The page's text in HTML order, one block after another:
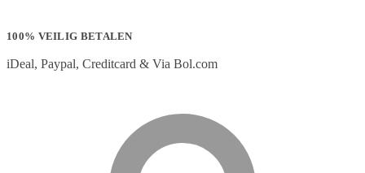
100% VEILIG BETALEN
iDeal, Paypal, Creditcard & Via Bol.com